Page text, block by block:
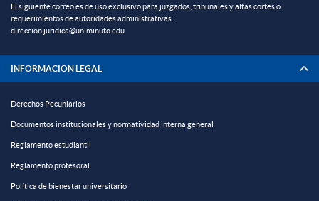
El siguiente correo es de uso exclusivo para juzgados, tribunales y altas cortes o
requerimientos de autoridades administrativas:
direccion.juridica@uniminuto.edu
INFORMACIÓN LEGAL
Derechos Pecuniarios
Documentos institucionales y normatividad interna general
Reglamento estudiantil
Reglamento profesoral
Política de bienestar universitario